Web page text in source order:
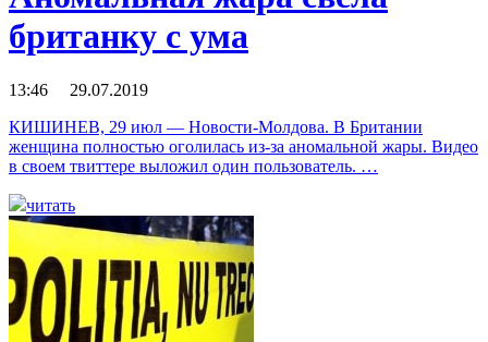
британку с ума
13:46 29.07.2019
КИШИНЕВ, 29 июл — Новости-Молдова. В Британии
женщина полностью оголилась из-за аномальной жары. Видео
в своем твиттере выложил один пользователь. …
читать